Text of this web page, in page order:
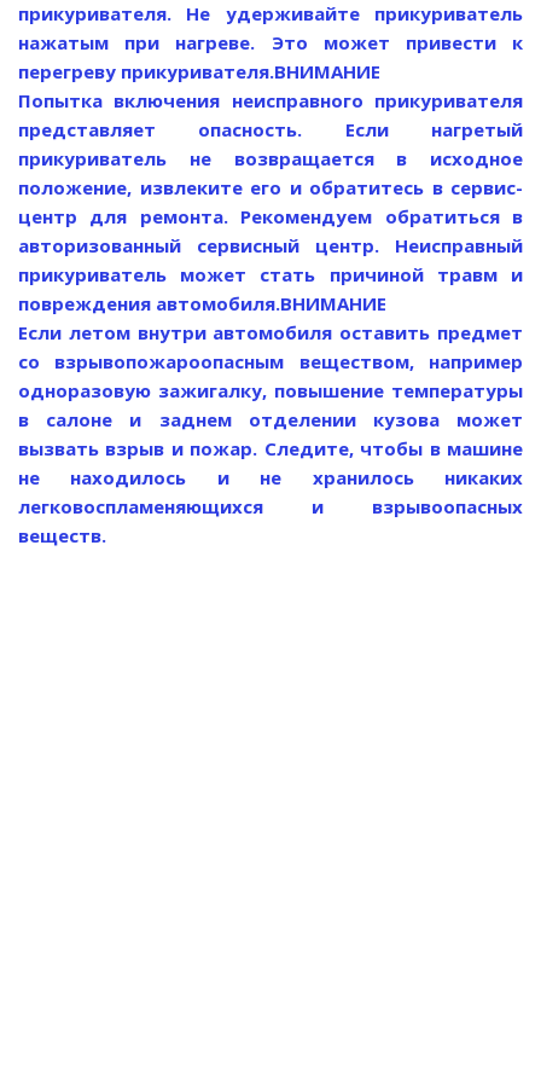
прикуривателя. Не удерживайте прикуриватель
нажатым при нагреве. Это может привести к
перегреву прикуривателя.ВНИМАНИЕ
Попытка включения неисправного прикуривателя
представляет опасность. Если нагретый
прикуриватель не возвращается в исходное
положение, извлеките его и обратитесь в сервис-
центр для ремонта. Рекомендуем обратиться в
авторизованный сервисный центр. Неисправный
прикуриватель может стать причиной травм и
повреждения автомобиля.ВНИМАНИЕ
Если летом внутри автомобиля оставить предмет
со взрывопожароопасным веществом, например
одноразовую зажигалку, повышение температуры
в салоне и заднем отделении кузова может
вызвать взрыв и пожар. Следите, чтобы в машине
не находилось и не хранилось никаких
легковоспламеняющихся и взрывоопасных
веществ.